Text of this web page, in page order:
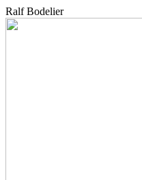
Ralf Bodelier